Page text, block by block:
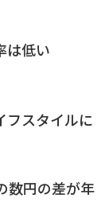
は低い
フスタイルに
数円の差が年